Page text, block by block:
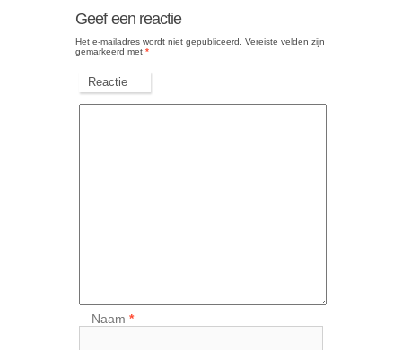
Geef een reactie
Het e-mailadres wordt niet gepubliceerd.
Vereiste velden zijn
gemarkeerd met *
Reactie
Naam*